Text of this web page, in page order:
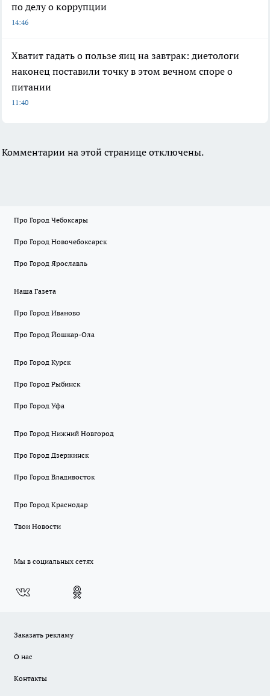
по делу о коррупции
14:46
Хватит гадать о пользе яиц на завтрак: диетологи
наконец поставили точку в этом вечном споре о
питании
11:40
Комментарии на этой странице отключены.
Про Город Чебоксары
Про Город Новочебоксарск
Про Город Ярославль
Наша Газета
Про Город Иваново
Про Город Йошкар-Ола
Про Город Курск
Про Город Рыбинск
Про Город Уфа
Про Город Нижний Новгород
Про Город Дзержинск
Про Город Владивосток
Про Город Краснодар
Твои Новости
Мы в социальных сетях
Заказать рекламу
О нас
Контакты